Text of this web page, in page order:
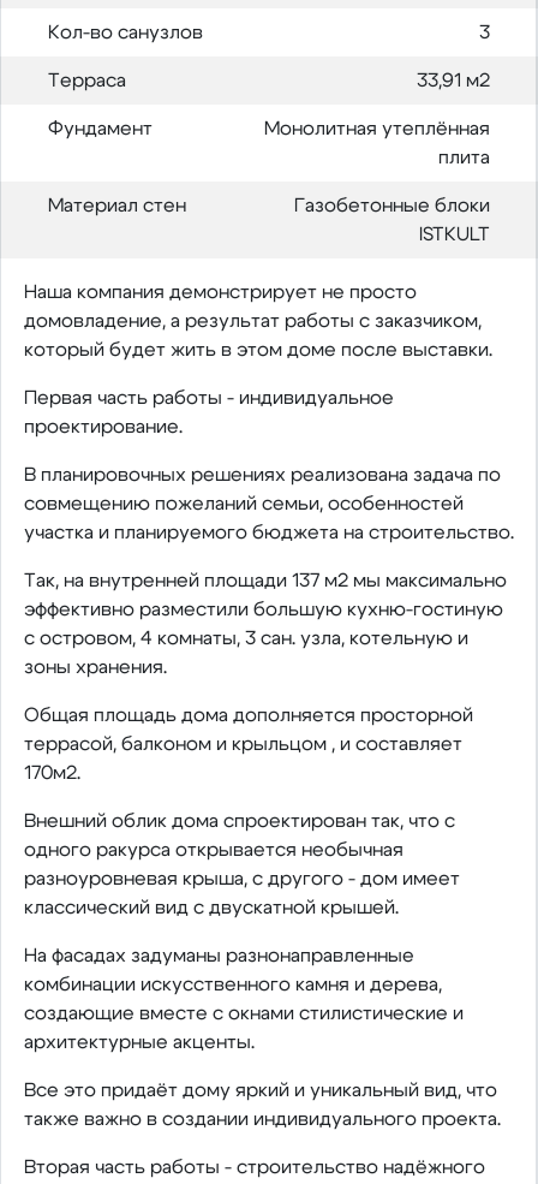
Кол-во санузлов 3
Терраса 33,91 м2
Фундамент
Монолитная утеплённая
плита
Материал стен
Газобетонные блоки
ISTKULT
Наша компания демонстрирует не просто
домовладение, а результат работы с заказчиком,
который будет жить в этом доме после выставки.
Первая часть работы - индивидуальное
проектирование.
В планировочных решениях реализована задача по
совмещению пожеланий семьи, особенностей
участка и планируемого бюджета на строительство.
Так, на внутренней площади 137 м2 мы максимально
эффективно разместили большую кухню-гостиную
с островом, 4 комнаты, 3 сан. узла, котельную и
зоны хранения.
Общая площадь дома дополняется просторной
террасой, балконом и крыльцом , и составляет
170м2.
Внешний облик дома спроектирован так, что с
одного ракурса открывается необычная
разноуровневая крыша, с другого - дом имеет
классический вид с двускатной крышей.
На фасадах задуманы разнонаправленные
комбинации искусственного камня и дерева,
создающие вместе с окнами стилистические и
архитектурные акценты.
Все это придаёт дому яркий и уникальный вид, что
также важно в создании индивидуального проекта.
Вторая часть работы - строительство надёжного